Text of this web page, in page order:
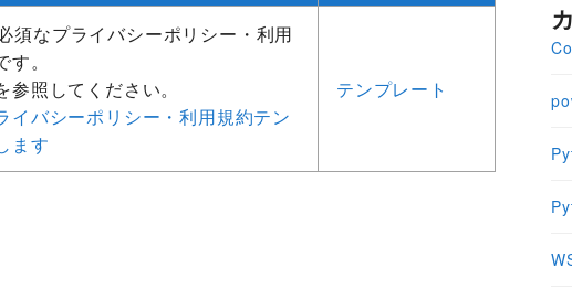
須なプライバシーポリシー・利用
。
照してください。
イバシーポリシー・利用規約テン
ます
テンプレート